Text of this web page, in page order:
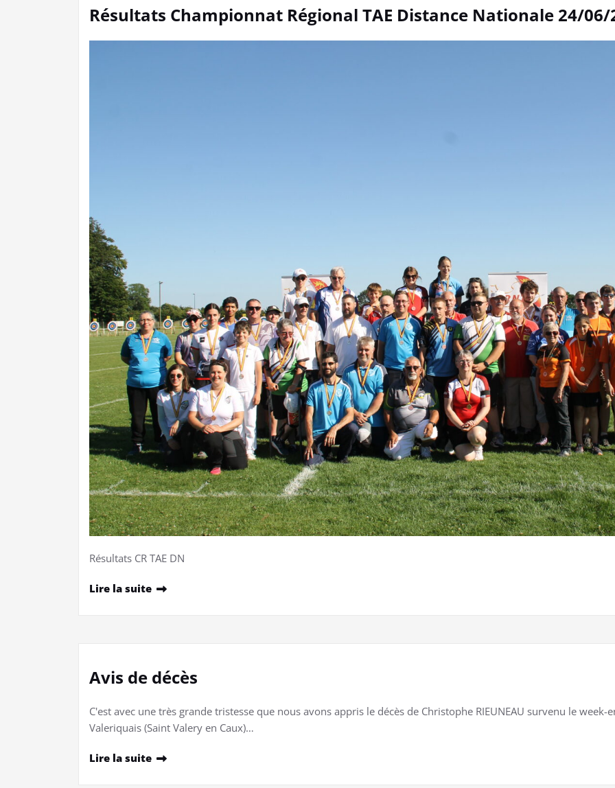
Résultats Championnat Régional TAE Distance Nationale 24/06/
Résultats CR TAE DN
Lire la suite
Avis de décès
C'est avec une très grande tristesse que nous avons appris le décès de Christophe RIEUNEAU survenu le
Valeriquais (Saint Valery en Caux)…
Lire la suite